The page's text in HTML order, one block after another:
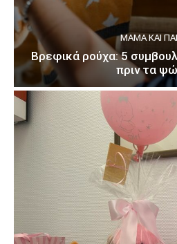
ΜΑΜΆ ΚΑΙ
Βρεφικά ρούχα: 5
πριν τα